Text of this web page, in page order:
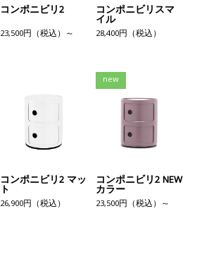
コンポニビリ2
23,500円（税込）～
コンポニビリスマ
イル
28,400円（税込）
コンポニビリ2 マッ
ト
26,900円（税込）
new
コンポニビリ2 NEW
カラー
23,500円（税込）～